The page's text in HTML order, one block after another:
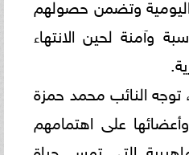
وآمنة لحين الانتهاء
النائب محمد حمزة
على اهتمامهم